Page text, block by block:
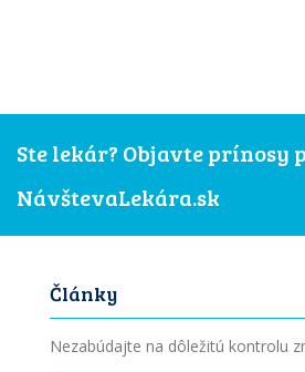
Ste lekár? Objavte prínosy
NávštevaLekára.sk
Články
Nezabúdajte na dôležitú kontrolu